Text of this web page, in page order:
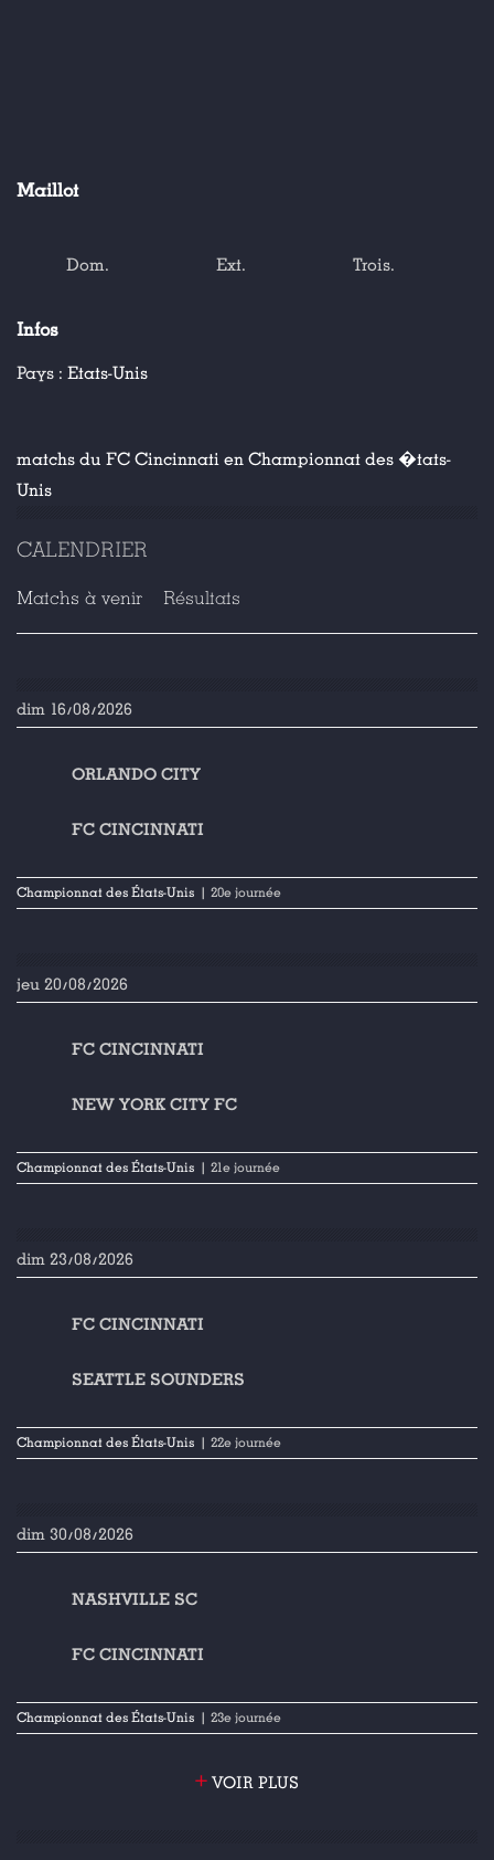
Maillot
Dom. Ext. Trois.
Infos
Pays : Etats-Unis
matchs du FC Cincinnati en Championnat des �tats-
Unis
CALENDRIER
Matchs à venir Résultats
dim 16/08/2026
ORLANDO CITY
FC CINCINNATI
Championnat des États-Unis | 20e journée
jeu 20/08/2026
FC CINCINNATI
NEW YORK CITY FC
Championnat des États-Unis | 21e journée
dim 23/08/2026
FC CINCINNATI
SEATTLE SOUNDERS
Championnat des États-Unis | 22e journée
dim 30/08/2026
NASHVILLE SC
FC CINCINNATI
Championnat des États-Unis | 23e journée
+ VOIR PLUS